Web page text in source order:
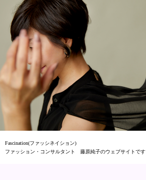
Fascination(ファッシネイション)
ファッション・コンサルタント 藤原純子のウェブサイトです